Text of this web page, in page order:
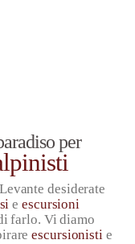
per
desiderate
eescursioni
farlo. Vi diamo
escursionistie